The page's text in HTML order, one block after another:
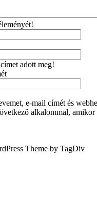
adott meg!
e-mail címét és
alkalommal, amikor
Theme by TagDiv